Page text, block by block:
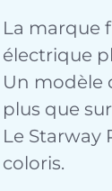
La marque
électrique
Un modèle
plus que
Le Starway
coloris.